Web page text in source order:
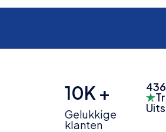
10K +
Gelukkige
klanten
436